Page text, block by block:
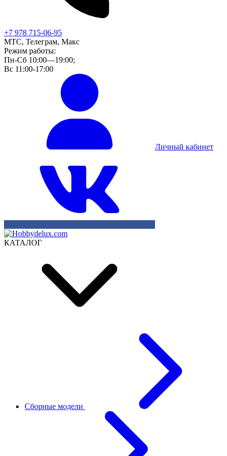
+7 978 715-06-95
МТС, Телеграм, Макс
Режим работы:
Пн-Сб 10:00—19:00;
Вс 11:00-17:00
Личный кабинет
КАТАЛОГ
Сборные модели